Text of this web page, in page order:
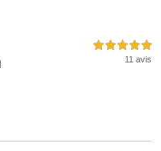
5,0 étoiles sur 5
11 avis